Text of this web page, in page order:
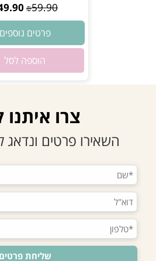
₪59.90
פרטים נוספים
הוספה לסל
צרו
השאירו פרטים